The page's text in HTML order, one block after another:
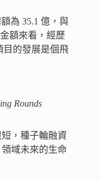
為 35.1 億，與
額來看，經歷
目的發展是個飛
Rounds
，種子輪融資
域未來的生命